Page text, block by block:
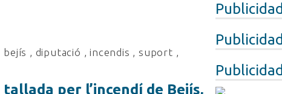
Publicidad
Publicidad
Publicidad
bejís , diputació ,incendis , suport ,
per l’incendí de Bejís,